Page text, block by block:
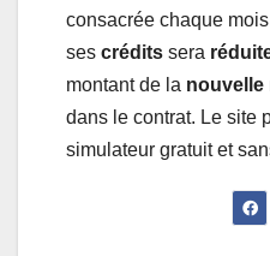
consacrée chaque
ses crédits sera
montant de la nouvelle
dans le contrat. Le site
simulateur gratuit et